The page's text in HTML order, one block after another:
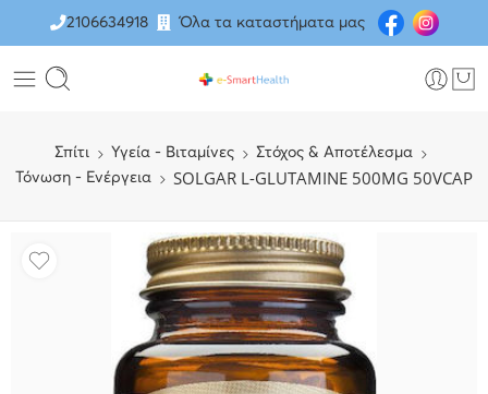
2106634918 Όλα τα καταστήματα μας
Σπίτι Υγεία - Βιταμίνες
Στόχος & Αποτέλεσμα
Τόνωση - Ενέργεια
SOLGAR L-GLUTAMINE 500MG 50VCAP